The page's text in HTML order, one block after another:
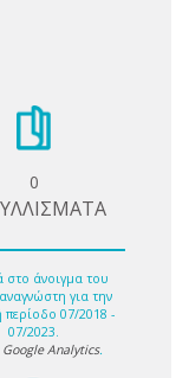
0
άνοιγμα του
για την
περίοδο 07/2018 -
07/2023.
Google Analytics.